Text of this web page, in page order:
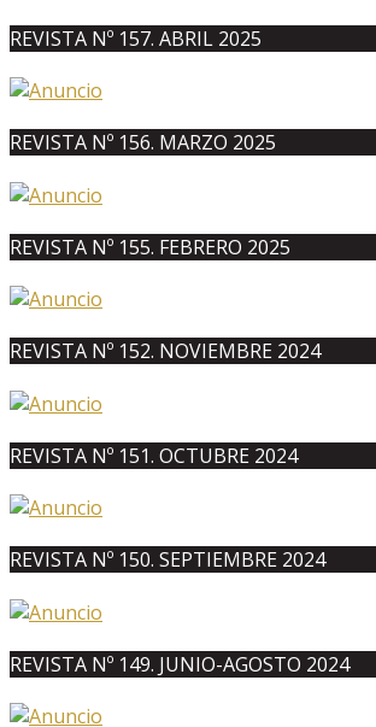
REVISTA Nº 157. ABRIL 2025
REVISTA Nº 156. MARZO 2025
REVISTA Nº 155. FEBRERO 2025
REVISTA Nº 152. NOVIEMBRE 2024
REVISTA Nº 151. OCTUBRE 2024
REVISTA Nº 150. SEPTIEMBRE 2024
REVISTA Nº 149. JUNIO-AGOSTO 2024